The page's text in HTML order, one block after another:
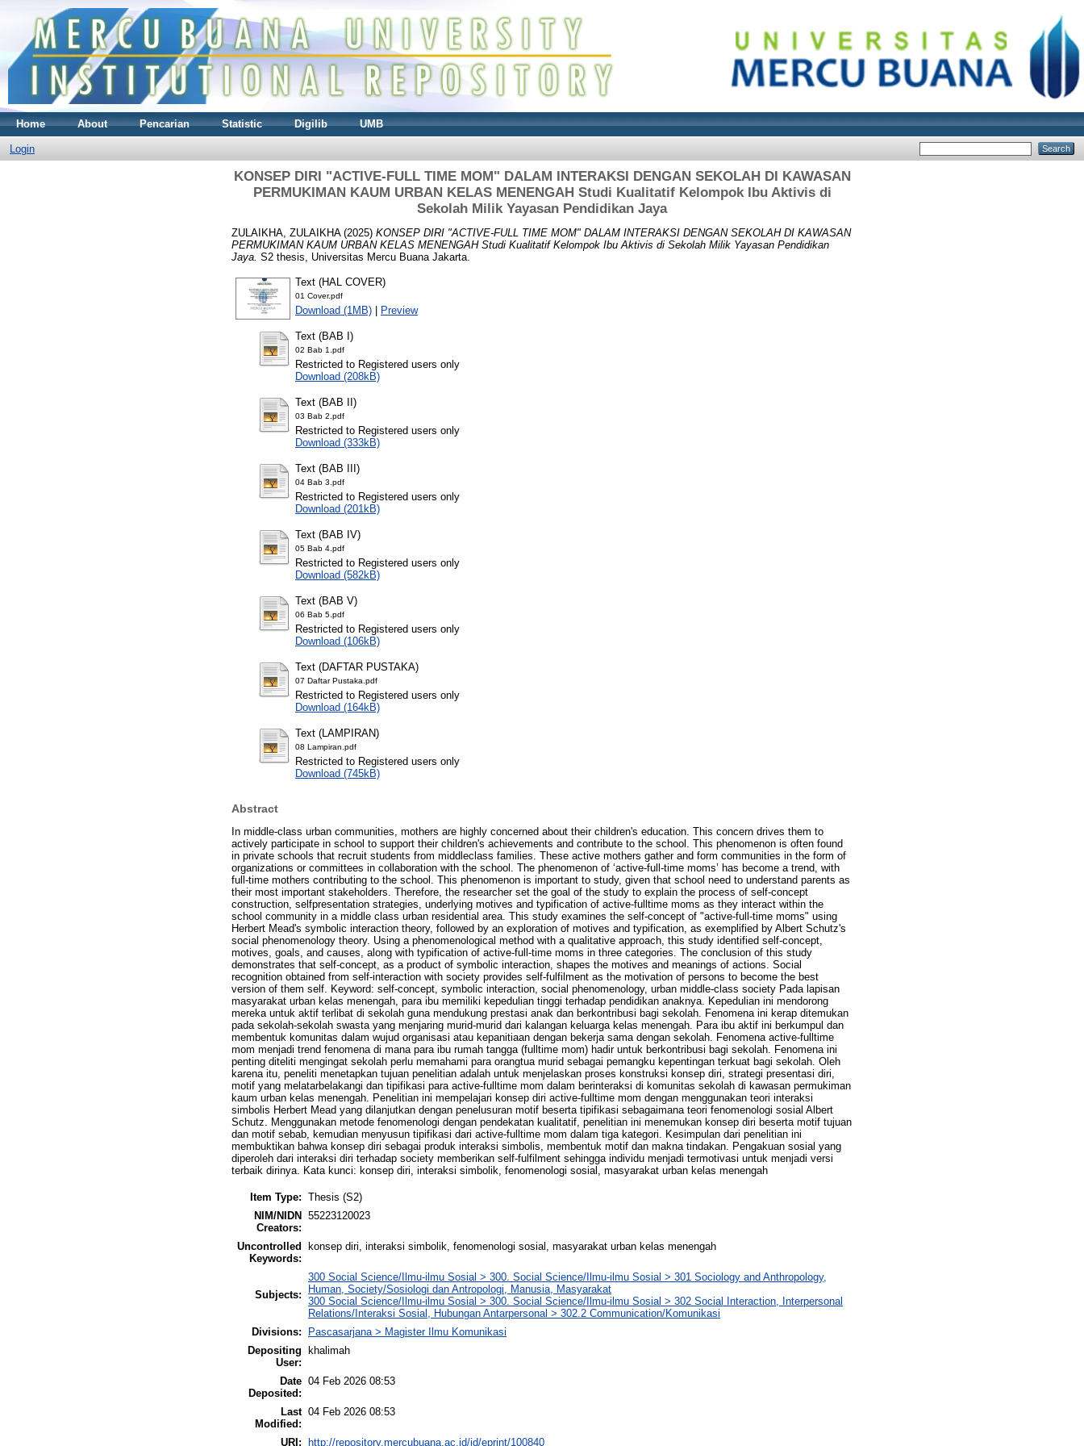
Home About Pencarian Statistic Digilib UMB
Login
KONSEP DIRI "ACTIVE-FULL TIME MOM" DALAM INTERAKSI DENGAN SEKOLAH DI KAWASAN
PERMUKIMAN KAUM URBAN KELAS MENENGAH Studi Kualitatif Kelompok Ibu Aktivis di
Sekolah Milik Yayasan Pendidikan Jaya
ZULAIKHA, ZULAIKHA(2025) KONSEP DIRI "ACTIVE-FULL TIME MOM" DALAM INTERAKSI DENGAN SEKOLAH DI KAWASAN
PERMUKIMAN KAUM URBAN KELAS MENENGAH Studi Kualitatif Kelompok Ibu Aktivis di Sekolah Milik Yayasan Pendidikan
Jaya. S2 thesis, Universitas Mercu Buana Jakarta.
Text (HAL COVER)
01 Cover.pdf
Download (1MB) Preview
Text (BAB I)
02 Bab 1.pdf
Restricted to Registered users only
Download (208kB)
Text (BAB II)
03 Bab 2.pdf
Restricted to Registered users only
Download (333kB)
Text (BAB III)
04 Bab 3.pdf
Restricted to Registered users only
Download (201kB)
Text (BAB IV)
05 Bab 4.pdf
Restricted to Registered users only
Download (582kB)
Text (BAB V)
06 Bab 5.pdf
Restricted to Registered users only
Download (106kB)
Text (DAFTAR PUSTAKA)
07 Daftar Pustaka.pdf
Restricted to Registered users only
Download (164kB)
Text (LAMPIRAN)
08 Lampiran.pdf
Restricted to Registered users only
Download (745kB)
Abstract
In middle-class urban communities, mothers are highly concerned about their children's education. This concern drives them to
actively participate in school to support their children's achievements and contribute to the school. This phenomenon is often found
in private schools that recruit students from middleclass families. These active mothers gather and form communities in the form of
organizations or committees in collaboration with the school. The phenomenon of ‘active-full-time moms’ has become a trend, with
full-time mothers contributing to the school. This phenomenon is important to study, given that school need to understand parents as
their most important stakeholders. Therefore, the researcher set the goal of the study to explain the process of self-concept
construction, selfpresentation strategies, underlying motives and typification of active-fulltime moms as they interact within the
school community in a middle class urban residential area. This study examines the self-concept of "active-full-time moms" using
Herbert Mead's symbolic interaction theory, followed by an exploration of motives and typification, as exemplified by Albert Schutz's
social phenomenology theory. Using a phenomenological method with a qualitative approach, this study identified self-concept,
motives, goals, and causes, along with typification of active-full-time moms in three categories. The conclusion of this study
demonstrates that self-concept, as a product of symbolic interaction, shapes the motives and meanings of actions. Social
recognition obtained from self-interaction with society provides self-fulfilment as the motivation of persons to become the best
version of them self. Keyword: self-concept, symbolic interaction, social phenomenology, urban middle-class society Pada lapisan
masyarakat urban kelas menengah, para ibu memiliki kepedulian tinggi terhadap pendidikan anaknya. Kepedulian ini mendorong
mereka untuk aktif terlibat di sekolah guna mendukung prestasi anak dan berkontribusi bagi sekolah. Fenomena ini kerap ditemukan
pada sekolah-sekolah swasta yang menjaring murid-murid dari kalangan keluarga kelas menengah. Para ibu aktif ini berkumpul dan
membentuk komunitas dalam wujud organisasi atau kepanitiaan dengan bekerja sama dengan sekolah. Fenomena active-fulltime
mom menjadi trend fenomena di mana para ibu rumah tangga (fulltime mom) hadir untuk berkontribusi bagi sekolah. Fenomena ini
penting diteliti mengingat sekolah perlu memahami para orangtua murid sebagai pemangku kepentingan terkuat bagi sekolah. Oleh
karena itu, peneliti menetapkan tujuan penelitian adalah untuk menjelaskan proses konstruksi konsep diri, strategi presentasi diri,
motif yang melatarbelakangi dan tipifikasi para active-fulltime mom dalam berinteraksi di komunitas sekolah di kawasan permukiman
kaum urban kelas menengah. Penelitian ini mempelajari konsep diri active-fulltime mom dengan menggunakan teori interaksi
simbolis Herbert Mead yang dilanjutkan dengan penelusuran motif beserta tipifikasi sebagaimana teori fenomenologi sosial Albert
Schutz. Menggunakan metode fenomenologi dengan pendekatan kualitatif, penelitian ini menemukan konsep diri beserta motif tujuan
dan motif sebab, kemudian menyusun tipifikasi dari active-fulltime mom dalam tiga kategori. Kesimpulan dari penelitian ini
membuktikan bahwa konsep diri sebagai produk interaksi simbolis, membentuk motif dan makna tindakan. Pengakuan sosial yang
diperoleh dari interaksi diri terhadap society memberikan self-fulfilment sehingga individu menjadi termotivasi untuk menjadi versi
terbaik dirinya. Kata kunci: konsep diri, interaksi simbolik, fenomenologi sosial, masyarakat urban kelas menengah
Item Type: Thesis (S2)
NIM/NIDN
Creators:
55223120023
Uncontrolled
Keywords:
konsep diri, interaksi simbolik, fenomenologi sosial, masyarakat urban kelas menengah
Subjects:
300 Social Science/Ilmu-ilmu Sosial > 300. Social Science/Ilmu-ilmu Sosial > 301 Sociology and Anthropology,
Human, Society/Sosiologi dan Antropologi, Manusia, Masyarakat
300 Social Science/Ilmu-ilmu Sosial > 300. Social Science/Ilmu-ilmu Sosial > 302 Social Interaction, Interpersonal
Relations/Interaksi Sosial, Hubungan Antarpersonal > 302.2 Communication/Komunikasi
Divisions:
Pascasarjana > Magister Ilmu Komunikasi
Depositing
User:
khalimah
Date
Deposited:
04 Feb 2026 08:53
Last
Modified:
04 Feb 2026 08:53
URI: http://repository.mercubuana.ac.id/id/eprint/100840